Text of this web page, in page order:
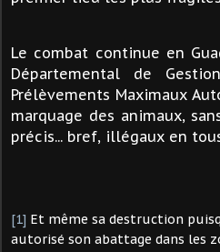
Le combat continue en
Départemental de
Prélèvements Maximaux
marquage des animaux,
précis... bref, illégaux en
[1] Et même sa destruction
autorisé son abattage dans les